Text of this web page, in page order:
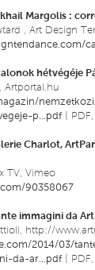
Margolis :
, Art Design
hétvégéje
Artportal.hu
p...pdf (
Charlot,
TV, Vimeo
90358067
immagini da Art
http://
2014/03/
da-ar...pdf (